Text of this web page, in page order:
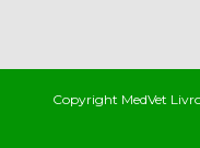
Copyright MedVet